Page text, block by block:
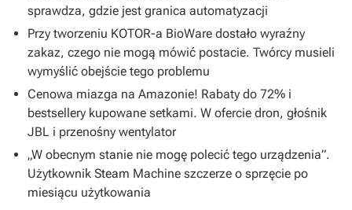
sprawdza, gdzie jest granica automatyzacji
Przy tworzeniu KOTOR-a BioWare dostało wyraźny
zakaz, czego nie mogą mówić postacie. Twórcy musieli
wymyślić obejście tego problemu
Cenowa miazga na Amazonie! Rabaty do 72% i
bestsellery kupowane setkami. W ofercie dron, głośnik
JBL i przenośny wentylator
„W obecnym stanie nie mogę polecić tego urządzenia”.
Użytkownik Steam Machine szczerze o sprzęcie po
miesiącu użytkowania